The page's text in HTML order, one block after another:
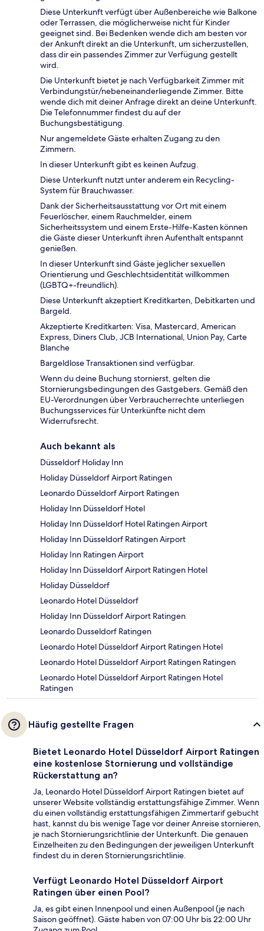
Diese Unterkunft verfügt über Außenbereiche wie Balkone
oder Terrassen, die möglicherweise nicht für Kinder
geeignet sind. Bei Bedenken wende dich am besten vor
der Ankunft direkt an die Unterkunft, um sicherzustellen,
dass dir ein passendes Zimmer zur Verfügung gestellt
wird.
Die Unterkunft bietet je nach Verfügbarkeit Zimmer mit
Verbindungstür/nebeneinanderliegende Zimmer. Bitte
wende dich mit deiner Anfrage direkt an deine Unterkunft.
Die Telefonnummer findest du auf der
Buchungsbestätigung.
Nur angemeldete Gäste erhalten Zugang zu den
Zimmern.
In dieser Unterkunft gibt es keinen Aufzug.
Diese Unterkunft nutzt unter anderem ein Recycling-
System für Brauchwasser.
Dank der Sicherheitsausstattung vor Ort mit einem
Feuerlöscher, einem Rauchmelder, einem
Sicherheitssystem und einem Erste-Hilfe-Kasten können
die Gäste dieser Unterkunft ihren Aufenthalt entspannt
genießen.
In dieser Unterkunft sind Gäste jeglicher sexuellen
Orientierung und Geschlechtsidentität willkommen
(LGBTQ+-freundlich).
Diese Unterkunft akzeptiert Kreditkarten, Debitkarten und
Bargeld.
Akzeptierte Kreditkarten: Visa, Mastercard, American
Express, Diners Club, JCB International, Union Pay, Carte
Blanche
Bargeldlose Transaktionen sind verfügbar.
Wenn du deine Buchung stornierst, gelten die
Stornierungsbedingungen des Gastgebers. Gemäß den
EU-Verordnungen über Verbraucherrechte unterliegen
Buchungsservices für Unterkünfte nicht dem
Widerrufsrecht.
Auch bekannt als
Düsseldorf Holiday Inn
Holiday Düsseldorf Airport Ratingen
Leonardo Düsseldorf Airport Ratingen
Holiday Inn Düsseldorf Hotel
Holiday Inn Düsseldorf Hotel Ratingen Airport
Holiday Inn Düsseldorf Ratingen Airport
Holiday Inn Ratingen Airport
Holiday Inn Düsseldorf Airport Ratingen Hotel
Holiday Düsseldorf
Leonardo Hotel Düsseldorf
Holiday Inn Düsseldorf Airport Ratingen
Leonardo Dusseldorf Ratingen
Leonardo Hotel Düsseldorf Airport Ratingen Hotel
Leonardo Hotel Düsseldorf Airport Ratingen Ratingen
Leonardo Hotel Düsseldorf Airport Ratingen Hotel
Ratingen
Häufig gestellte Fragen
Bietet Leonardo Hotel Düsseldorf Airport Ratingen
eine kostenlose Stornierung und vollständige
Rückerstattung an?
Ja, Leonardo Hotel Düsseldorf Airport Ratingen bietet auf
unserer Website vollständig erstattungsfähige Zimmer. Wenn
du einen vollständig erstattungsfähigen Zimmertarif gebucht
hast, kannst du bis wenige Tage vor deiner Anreise stornieren,
je nach Stornierungsrichtlinie der Unterkunft. Die genauen
Einzelheiten zu den Bedingungen der jeweiligen Unterkunft
findest du in deren Stornierungsrichtlinie.
Verfügt Leonardo Hotel Düsseldorf Airport
Ratingen über einen Pool?
Ja, es gibt einen Innenpool und einen Außenpool (je nach
Saison geöffnet). Gäste haben von 07:00 Uhr bis 22:00 Uhr